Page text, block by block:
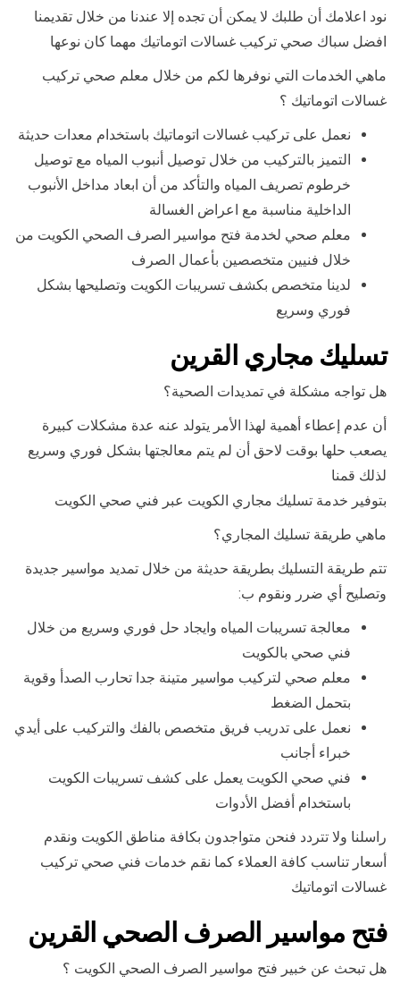
نود اعلامك أن طلبك لا يمكن أن تجده إلا عندنا من خلال تقديمنا
افضل سباك صحي تركيب غسالات اتوماتيك مهما كان نوعها
ماهي الخدمات التي نوفرها لكم من خلال معلم صحي تركيب
غسالات اتوماتيك ؟
نعمل على تركيب غسالات اتوماتيك باستخدام معدات حديثة
التميز بالتركيب من خلال توصيل أنبوب المياه مع توصيل
خرطوم تصريف المياه والتأكد من أن ابعاد مداخل الأنبوب
الداخلية مناسبة مع اعراض الغسالة
معلم صحي لخدمة فتح مواسير الصرف الصحي الكويت من
خلال فنيين متخصصين بأعمال الصرف
لدينا متخصص بكشف تسريبات الكويت وتصليحها بشكل
فوري وسريع
تسليك مجاري القرين
هل تواجه مشكلة في تمديدات الصحية؟
أن عدم إعطاء أهمية لهذا الأمر يتولد عنه عدة مشكلات كبيرة
يصعب حلها بوقت لاحق أن لم يتم معالجتها بشكل فوري وسريع
لذلك قمنا
بتوفير خدمة تسليك مجاري الكويت عبر فني صحي الكويت
ماهي طريقة تسليك المجاري؟
تتم طريقة التسليك بطريقة حديثة من خلال تمديد مواسير جديدة
وتصليح أي ضرر ونقوم ب:
معالجة تسريبات المياه وايجاد حل فوري وسريع من خلال
فني صحي بالكويت
معلم صحي لتركيب مواسير متينة جدا تحارب الصدأ وقوية
بتحمل الضغط
نعمل على تدريب فريق متخصص بالفك والتركيب على أيدي
خبراء أجانب
فني صحي الكويت يعمل على كشف تسريبات الكويت
باستخدام أفضل الأدوات
راسلنا ولا تتردد فنحن متواجدون بكافة مناطق الكويت ونقدم
أسعار تناسب كافة العملاء كما نقم خدمات فني صحي تركيب
غسالات اتوماتيك
فتح مواسير الصرف الصحي القرين
هل تبحث عن خبير فتح مواسير الصرف الصحي الكويت ؟